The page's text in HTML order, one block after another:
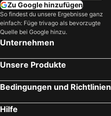
Zu Google hinzufügen
So findest du unsere Ergebnisse ganz
einfach: Füge trivago als bevorzugte
Quelle bei Google hinzu.
Unternehmen
Unsere Produkte
Bedingungen und Richtlinien
Hilfe